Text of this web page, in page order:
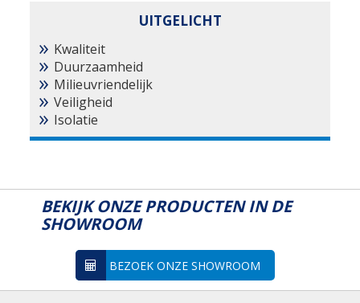
UITGELICHT
Kwaliteit
Duurzaamheid
Milieuvriendelijk
Veiligheid
Isolatie
BEKIJK ONZE PRODUCTEN IN DE
SHOWROOM
BEZOEK ONZE SHOWROOM